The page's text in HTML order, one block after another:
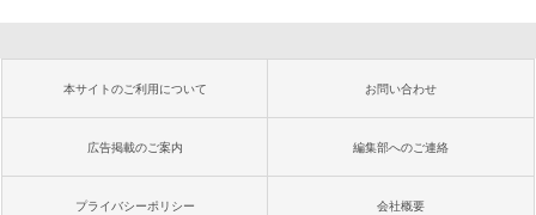
本サイトのご利用について お問い合わせ
広告掲載のご案内 編集部へのご連絡
プライバシーポリシー 会社概要